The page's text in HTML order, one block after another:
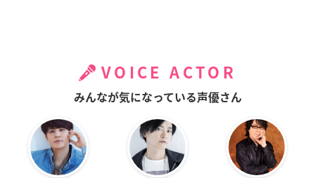
VOICE ACTOR
みんなが気になっている声優さん